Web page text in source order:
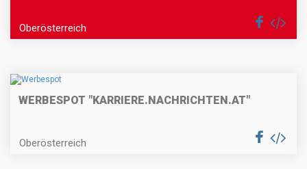
Oberösterreich
WERBESPOT "KARRIERE.NACHRICHTEN.AT"
Oberösterreich